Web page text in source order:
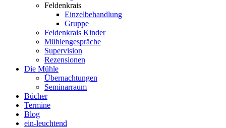
Feldenkrais
Einzelbehandlung
Gruppe
Feldenkrais Kinder
Mühlengespräche
Supervision
Rezensionen
Die Mühle
Übernachtungen
Seminarraum
Bücher
Termine
Blog
ein-leuchtend